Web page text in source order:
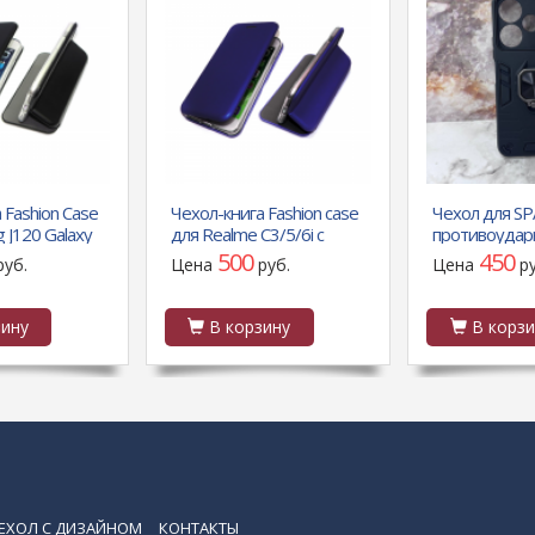
Case
J120 Galaxy
магнитом,
Чехол-книга Fashion case
для Realme C3/5/6i с
силиконовым
основанием и магнитом,
Цена 500руб.
В корзину
Чехол для
вставками,
открывается
Цена 450
В
С ДИЗАЙНОМ КОНТАКТЫ